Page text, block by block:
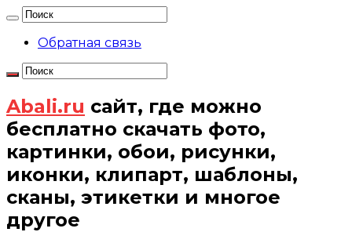
Обратная связь
Abali.ru сайт, где можно
бесплатно скачать фото,
картинки, обои, рисунки,
иконки, клипарт, шаблоны,
сканы, этикетки и многое
другое